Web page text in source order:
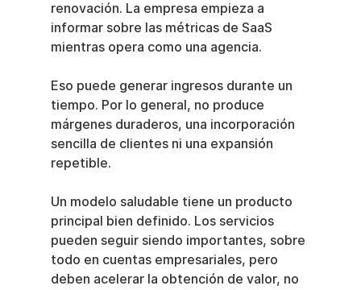
renovación. La empresa empieza a
informar sobre las métricas de SaaS
mientras opera como una agencia.
Eso puede generar ingresos durante un
tiempo. Por lo general, no produce
márgenes duraderos, una incorporación
sencilla de clientes ni una expansión
repetible.
Un modelo saludable tiene un producto
principal bien definido. Los servicios
pueden seguir siendo importantes, sobre
todo en cuentas empresariales, pero
deben acelerar la obtención de valor, no